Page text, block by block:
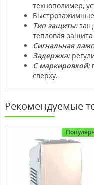
технополимер,
Тип защиты:
тепловая защита
Сигнальная
Задержка:
С маркировкой:
сверху.
Рекомендуемые